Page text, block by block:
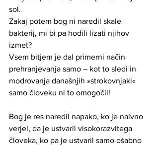
sol.
Zakaj potem bog ni naredil skale
bakterij, mi bi pa hodili lizati njihov
izmet?
Vsem bitjem je dal primerni način
prehranjevanja samo – kot to sledi in
modrovanja današnjih »strokovnjaki«
samo človeku ni to omogočil!
Bog je res naredil napako, ko je naivno
verjel, da je ustvaril visokorazvitega
človeka, ko pa je ustvaril samo ošabno